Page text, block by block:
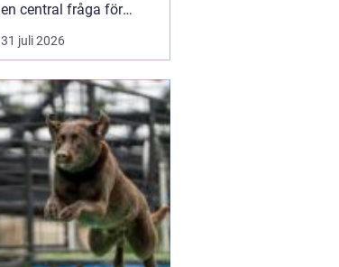
en central fråga för
många hushåll och
fastighetsägare i Gävle.
och ner, vintrarna kan
fortfarande vara kalla
och kraven på minskad
klimatpåverkan ökar. I
den verkligheten har
Värmepumpar ...
31 juli 2026